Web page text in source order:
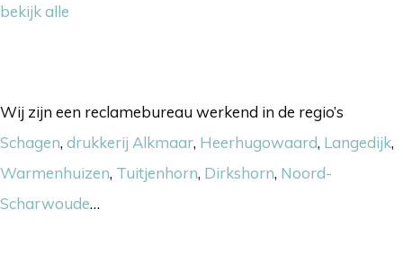
bekijk alle
Wij zijn een reclamebureau werkend in de regio’s
Schagen, drukkerij Alkmaar, Heerhugowaard, Langedijk,
Warmenhuizen, Tuitjenhorn, Dirkshorn, Noord-
Scharwoude…